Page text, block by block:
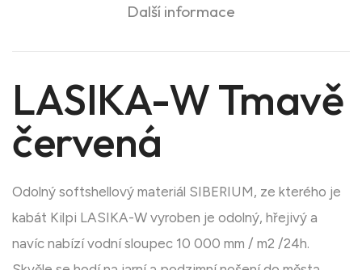
Další informace
LASIKA-W Tmavě
červená
Odolný softshellový materiál SIBERIUM, ze kterého je
kabát Kilpi LASIKA-W vyroben je odolný, hřejivý a
navíc nabízí vodní sloupec 10 000 mm / m2 /24h.